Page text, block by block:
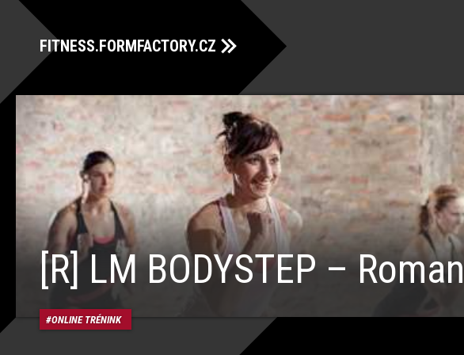
FITNESS.FORMFACTORY.CZ
[R] LM BODYSTEP –
ONLINE TRÉNINK